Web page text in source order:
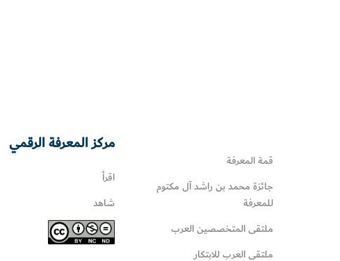
قمة المعرفة
جائزة محمد بن راشد آل مكتوم
للمعرفة
ملتقى المتخصصين العرب
ملتقى العرب للابتكار
مركز المعرفة الرقمي
اقرأ
شاهد